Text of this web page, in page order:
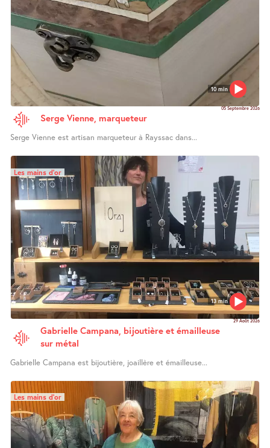
10 min
05 Septembre 2026
Serge Vienne, marqueteur
Serge Vienne est artisan marqueteur à Rayssac dans...
13 min
Les mains d’or
29 Août 2026
Gabrielle Campana, bijoutière et émailleuse
sur métal
Gabrielle Campana est bijoutière, joaillère et émailleuse...
Les mains d’or